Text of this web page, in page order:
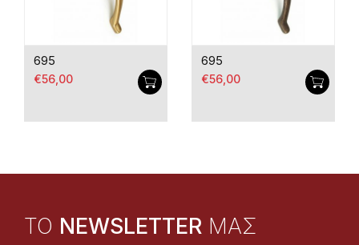
695
€56,00
695
€56,00
TO NEWSLETTER ΜΑΣ